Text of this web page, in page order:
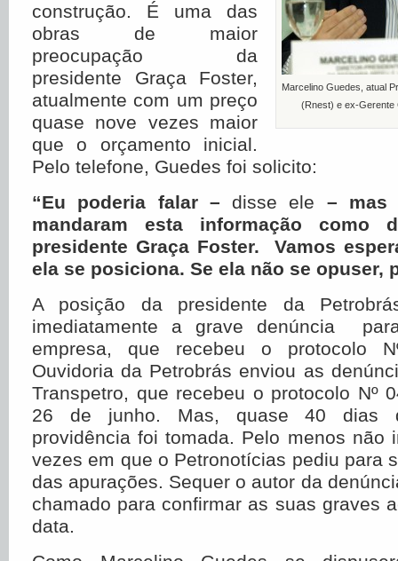
Marcelino Guedes, atual
(Rnest) e ex-Gerente
construção. É uma das
obras de maior
preocupação da
presidente Graça Foster,
atualmente com um preço
quase nove vezes maior
que o orçamento inicial.
Pelo telefone, Guedes foi solicito:
“Eu poderia falar –disse ele – mas
mandaram esta informação como
presidente Graça Foster. Vamos
ela se posiciona. Se ela não se opuser,
A posição da presidente da
imediatamente a grave denúncia
empresa, que recebeu o protocolo
Ouvidoria da Petrobrás enviou as
Transpetro, que recebeu o protocolo Nº
26 de junho. Mas, quase 40 dias
providência foi tomada. Pelo menos não
vezes em que o Petronotícias pediu para
das apurações. Sequer o autor da
chamado para confirmar as suas graves
data.